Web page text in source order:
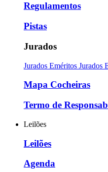
Regulamentos
Pistas
Jurados
Jurados Eméritos Jurados
Mapa Cocheiras
Termo de
Leilões
Leilões
Agenda